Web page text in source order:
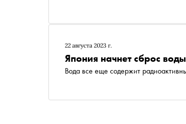
22 августа 2023 г.
Япония начнет сброс
Вода все еще содержит